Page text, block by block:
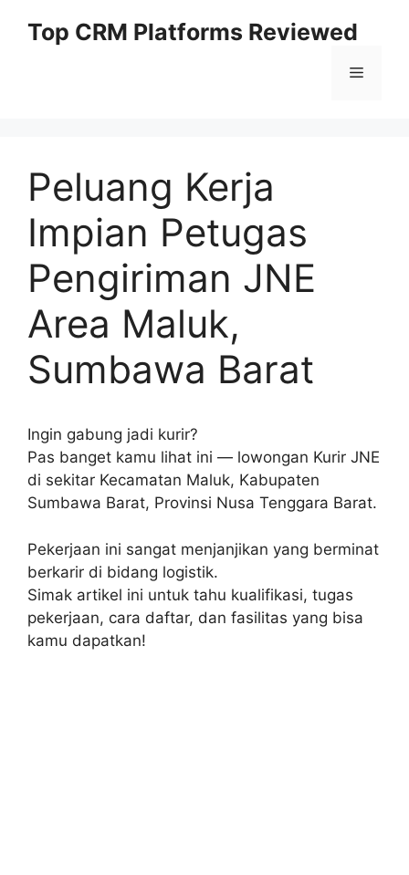
Top CRM Platforms Reviewed
Menu
Peluang Kerja
Impian Petugas
Pengiriman JNE
Area Maluk,
Sumbawa Barat
Ingin gabung jadi kurir?
Pas banget kamu lihat ini — lowongan Kurir JNE
di sekitar Kecamatan Maluk, Kabupaten
Sumbawa Barat, Provinsi Nusa Tenggara Barat.
Pekerjaan ini sangat menjanjikan yang berminat
berkarir di bidang logistik.
Simak artikel ini untuk tahu kualifikasi, tugas
pekerjaan, cara daftar, dan fasilitas yang bisa
kamu dapatkan!